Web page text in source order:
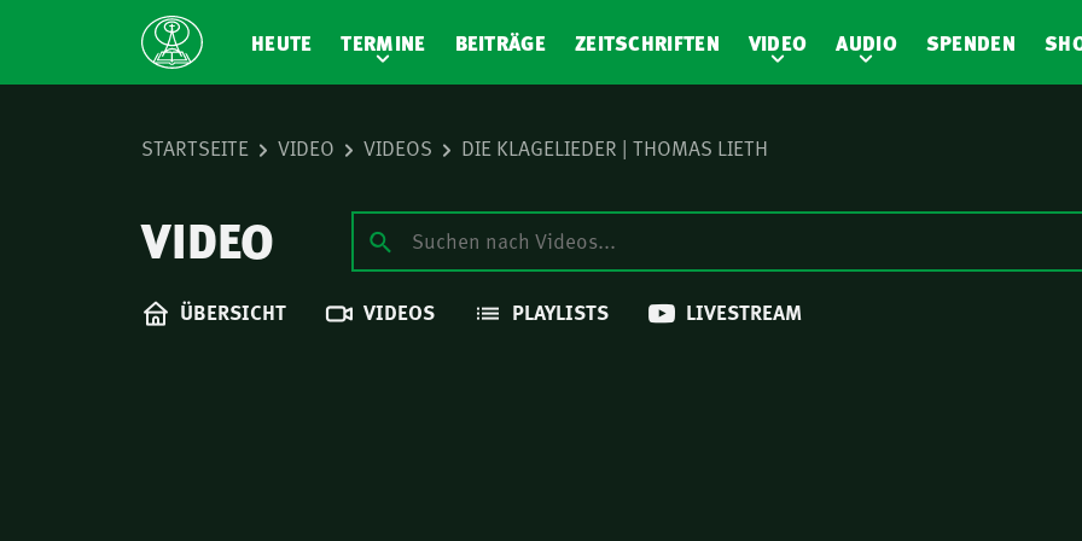
HEUTE TERMINE BEITRÄGE ZEITSCHRIFTEN VIDEO AUDIO SPENDEN
STARTSEITE VIDEO VIDEOS DIE KLAGELIEDER | THOMAS LIETH
VIDEO
ÜBERSICHT VIDEOS PLAYLISTS LIVESTREAM